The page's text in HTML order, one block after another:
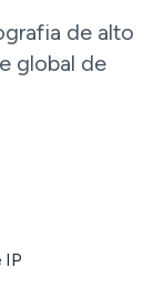
de alto
global de
IP